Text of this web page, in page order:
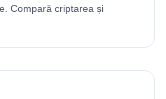
Compară criptarea și